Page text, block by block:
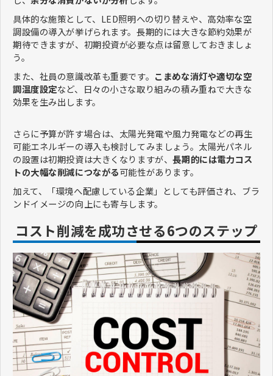
具体的な施策として、LED照明への切り替えや、高効率な空
調設備の導入が挙げられます。長期的には大きな節約効果が
期待できますが、初期投資が必要な点は留意しておきましょ
う。
また、社員の意識改革も重要です。 こまめな消灯や適切な空
調温度設定など、日々の小さな取り組みの積み重ねで大きな
効果を生み出します。
さらに予算が許す場合は、太陽光発電や風力発電などの再生
可能エネルギーの導入も検討してみましょう。太陽光パネル
の設置は初期投資は大きくなりますが、長期的には電力コス
トの大幅な削減につながる可能性があります。
加えて、「環境へ配慮している企業」としても評価され、ブラ
ンドイメージの向上にも寄与します。
コスト削減を成功させる6つのステップ